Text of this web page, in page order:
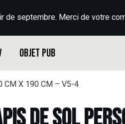
septembre. Merci de votre
Objet Pub
CM X 190 CM – V5-4